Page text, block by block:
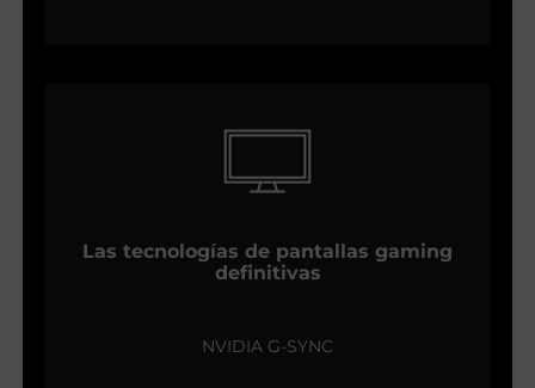
Las tecnologías de pantallas gaming
definitivas
NVIDIA G-SYNC